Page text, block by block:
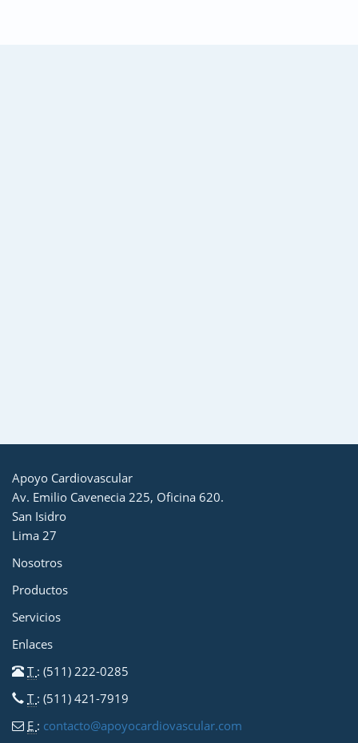
Apoyo Cardiovascular
Av. Emilio Cavenecia 225, Oficina 620.
San Isidro
Lima 27
Nosotros
Productos
Servicios
Enlaces
T : (511) 222-0285
T : (511) 421-7919
E : contacto@apoyocardiovascular.com